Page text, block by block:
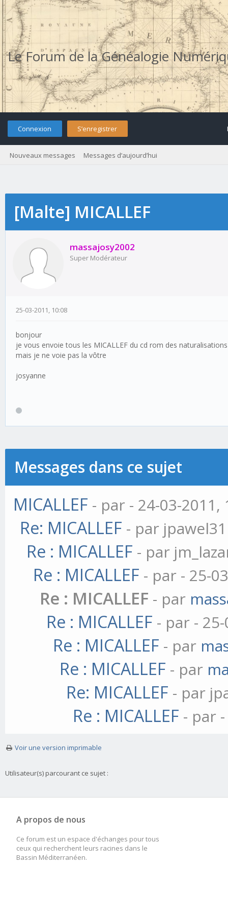
Le Forum de la Généalogie
Connexion S’enregistrer
Nouveaux messages Messages d’aujourd’hui
[Malte] MICALLEF
massajosy2002
Super Modérateur
25-03-2011, 10:08
bonjour
je vous envoie tous les MICALLEF du cd rom des
mais je ne voie pas la vôtre
josyanne
Messages dans ce sujet
MICALLEF - par - 24-03-2011,
Re: MICALLEF - par
Re : MICALLEF - par
Re : MICALLEF - par - 25-
Re : MICALLEF - par
Re : MICALLEF - par -
Re : MICALLEF - par
Re : MICALLEF - par
Re: MICALLEF - par
Re : MICALLEF - par
Voir une version imprimable
Utilisateur(s) parcourant ce sujet :
A propos de nous
Ce forum est un espace d'échanges pour tous
ceux qui recherchent leurs racines dans le
Bassin Méditerranéen.